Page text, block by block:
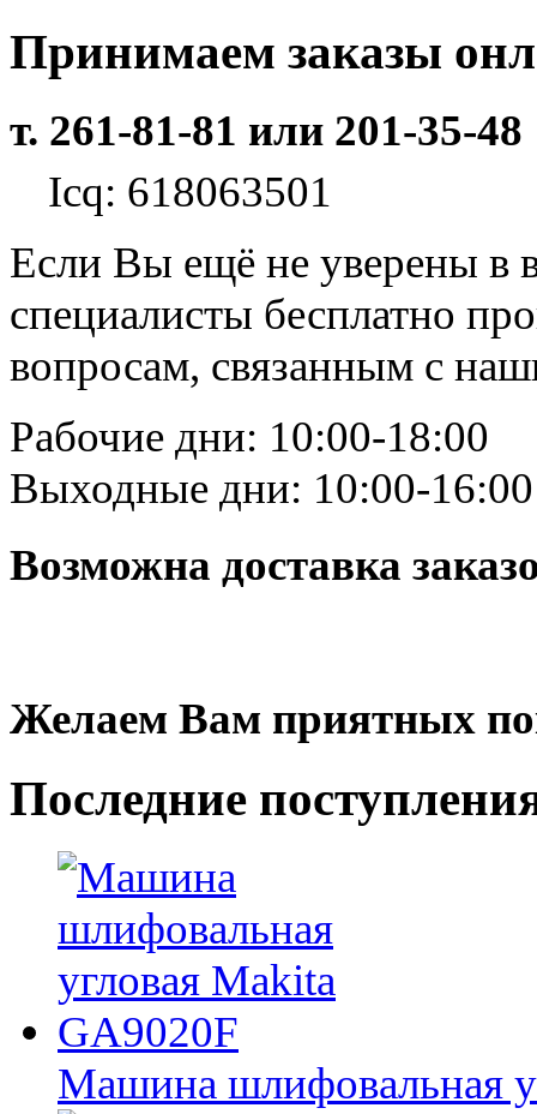
Принимаем заказы
т. 261-81-81 или 201-35-48
Icq: 618063501
Если Вы ещё не уверены в
специалисты бесплатно
вопросам, связанным с
Рабочие дни: 10:00-18:00
Выходные дни: 10:00-16:00
Возможна доставка
Желаем Вам приятных
Последние
Машина шлифовальная